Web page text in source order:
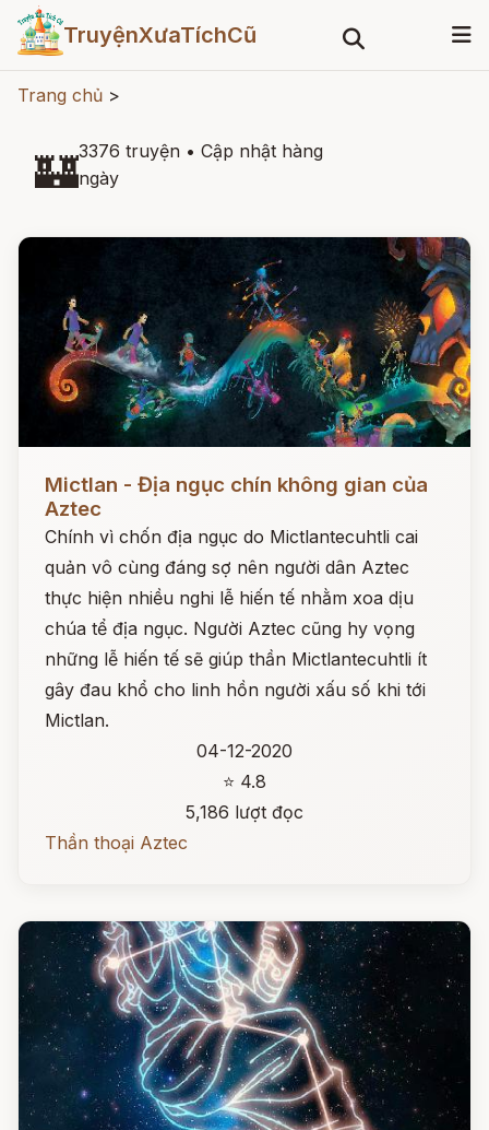
TruyệnXưaTíchCũ
Trang chủ >
🏰3376 truyện • Cập nhật hàng
ngày
Mictlan - Địa ngục chín không gian của
Aztec
Chính vì chốn địa ngục do Mictlantecuhtli cai
quản vô cùng đáng sợ nên người dân Aztec
thực hiện nhiều nghi lễ hiến tế nhằm xoa dịu
chúa tể địa ngục. Người Aztec cũng hy vọng
những lễ hiến tế sẽ giúp thần Mictlantecuhtli ít
gây đau khổ cho linh hồn người xấu số khi tới
Mictlan.
04-12-2020
⭐ 4.8
5,186 lượt đọc
Thần thoại Aztec